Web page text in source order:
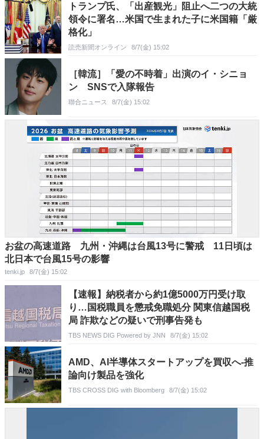
トランプ氏、「出産観光」阻止へ二つの大統
領令に署名…米国で生まれた子に米国籍「厳
格化」
読売新聞オンライン 8/7(金) 15:02
［韓流］「愛の不時着」出演のイ・シニョ
ン SNSで入隊報告
聯合ニュース 8/7(金) 15:02
お盆の高速道路 九州・沖縄は台風13号に警戒 11日頃は
北日本で台風15号の影響
tenki.jp 8/7(金) 15:02
【速報】納税者から約1億5000万円受け取
り…国税職員を懲戒免職処分 関東信越国税
局 詐欺などの疑いで刑事告発も
TBS NEWS DIG Powered by JNN 8/7(金) 15:02
AMD、AI半導体スタートアップを買収へ-推
論向け製品を強化
TBS CROSS DIG with Bloomberg 8/7(金) 15:02